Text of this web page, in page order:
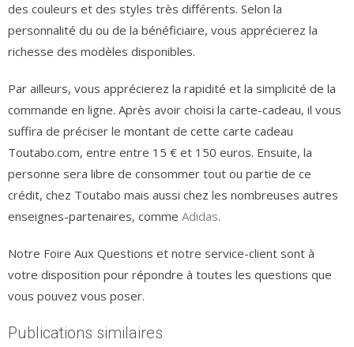
des couleurs et des styles très différents. Selon la
personnalité du ou de la bénéficiaire, vous apprécierez la
richesse des modèles disponibles.
Par ailleurs, vous apprécierez la rapidité et la simplicité de la
commande en ligne. Après avoir choisi la carte-cadeau, il vous
suffira de préciser le montant de cette carte cadeau
Toutabo.com, entre entre 15 € et 150 euros. Ensuite, la
personne sera libre de consommer tout ou partie de ce
crédit, chez Toutabo mais aussi chez les nombreuses autres
enseignes-partenaires, comme Adidas.
Notre Foire Aux Questions et notre service-client sont à
votre disposition pour répondre à toutes les questions que
vous pouvez vous poser.
Publications similaires